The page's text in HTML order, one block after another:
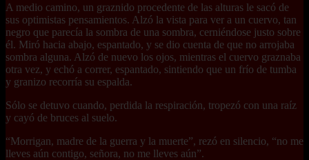
A medio camino, un graznido procedente de las alturas le sacó de
sus optimistas pensamientos. Alzó la vista para ver a un cuervo, tan
negro que parecía la sombra de una sombra, cerniéndose justo sobre
él. Miró hacia abajo, espantado, y se dio cuenta de que no arrojaba
sombra alguna. Alzó de nuevo los ojos, mientras el cuervo graznaba
otra vez, y echó a correr, espantado, sintiendo que un frío de tumba
y granizo recorría su espalda.
Sólo se detuvo cuando, perdida la respiración, tropezó con una raíz
y cayó de bruces al suelo.
“Morrigan, madre de la guerra y la muerte”, rezó en silencio, “no me
lleves aún contigo, señora, no me lleves aún”.